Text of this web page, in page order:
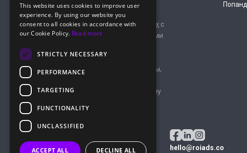
ROIAds — это рекламная сеть
специализирующаяся напушипоп-форматах с
глобальным охватом трафика и продвинутыми
инструментами для рекламодателей и
арбитражников.
Блог ROIads публикует экспертные материалы,
практические инсайты и актуальные новости
индустрии для специалистов по партнёрскому
маркетингу.
ROIADS LTD
офис 202, 8047 Пафос, Кипр
hello@roiads.co
This website uses cookies to improve user
experience. By using our website you
consent to all cookies in accordance with
our Cookie Policy. Read more
STRICTLY NECESSARY
PERFORMANCE
TARGETING
FUNCTIONALITY
UNCLASSIFIED
ACCEPT ALL DECLINE ALL